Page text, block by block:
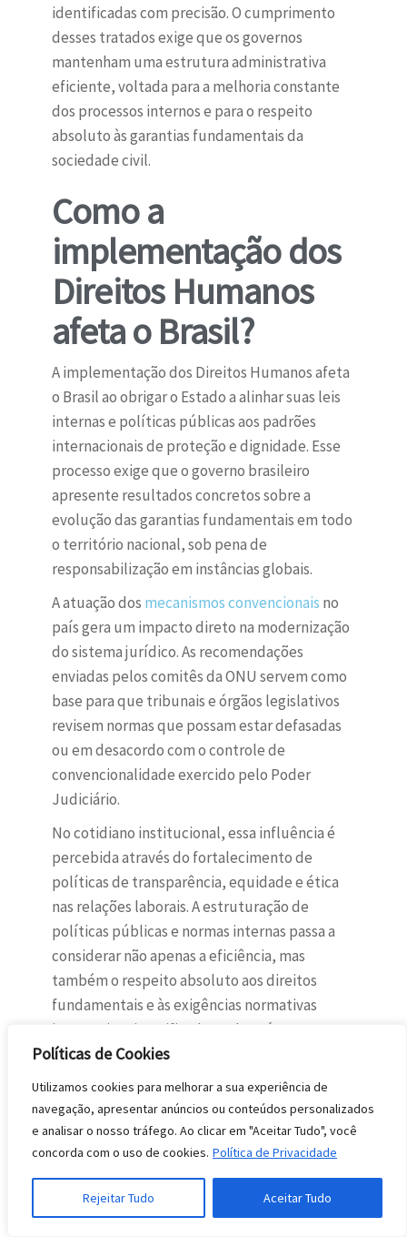
Políticas de Cookies
Utilizamos cookies para melhorar a sua experiência de
navegação, apresentar anúncios ou conteúdos personalizados
e analisar o nosso tráfego. Ao clicar em "Aceitar Tudo", você
concorda com o uso de cookies. Política de Privacidade
Rejeitar Tudo Aceitar Tudo
identificadas com precisão. O cumprimento
desses tratados exige que os governos
mantenham uma estrutura administrativa
eficiente, voltada para a melhoria constante
dos processos internos e para o respeito
absoluto às garantias fundamentais da
sociedade civil.
Como a
implementação dos
Direitos Humanos
afeta o Brasil?
A implementação dos Direitos Humanos afeta
o Brasil ao obrigar o Estado a alinhar suas leis
internas e políticas públicas aos padrões
internacionais de proteção e dignidade. Esse
processo exige que o governo brasileiro
apresente resultados concretos sobre a
evolução das garantias fundamentais em todo
o território nacional, sob pena de
responsabilização em instâncias globais.
A atuação dos mecanismos convencionais no
país gera um impacto direto na modernização
do sistema jurídico. As recomendações
enviadas pelos comitês da ONU servem como
base para que tribunais e órgãos legislativos
revisem normas que possam estar defasadas
ou em desacordo com o controle de
convencionalidade exercido pelo Poder
Judiciário.
No cotidiano institucional, essa influência é
percebida através do fortalecimento de
políticas de transparência, equidade e ética
nas relações laborais. A estruturação de
políticas públicas e normas internas passa a
considerar não apenas a eficiência, mas
também o respeito absoluto aos direitos
fundamentais e às exigências normativas
internacionais ratificadas pelo país.
Os principais reflexos da implementação
desses direitos no cenário brasileiro incluem:
Reforma Legislativa:
Criação de leis
específicas para proteger grupos
pátrio aos tratados de Direitos Humanos
com status supralegal.